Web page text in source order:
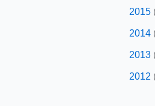
2015
2014
2013
2012